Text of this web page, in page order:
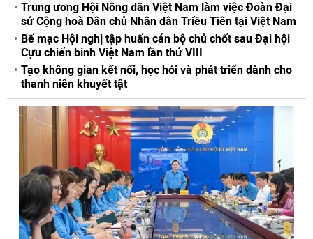
Trung ương Hội Nông dân Việt Nam làm việc Đoàn Đại
sứ Cộng hoà Dân chủ Nhân dân Triều Tiên tại Việt Nam
Bế mạc Hội nghị tập huấn cán bộ chủ chốt sau Đại hội
Cựu chiến binh Việt Nam lần thứ VIII
Tạo không gian kết nối, học hỏi và phát triển dành cho
thanh niên khuyết tật